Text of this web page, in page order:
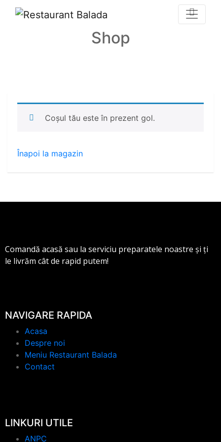
Shop
Coșul tău este în prezent gol.
Înapoi la magazin
Comandă acasă sau la serviciu preparatele noastre și ți
le livrăm cât de rapid putem!
NAVIGARE RAPIDA
Acasa
Despre noi
Meniu Restaurant Balada
Contact
LINKURI UTILE
ANPC